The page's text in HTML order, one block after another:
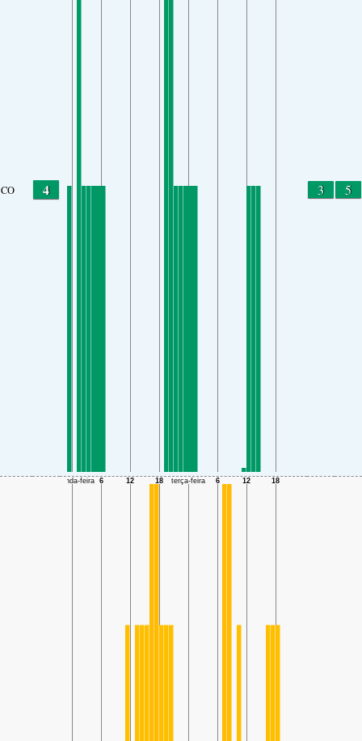
CO 4 3 5